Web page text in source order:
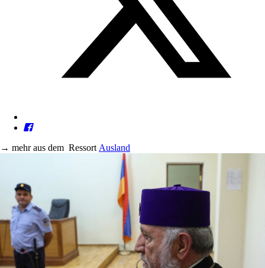
→ mehr aus dem Ressort Ausland